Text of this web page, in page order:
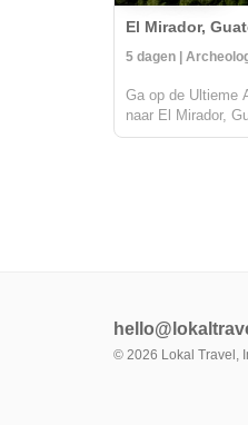
El Mirador,
Ga op de Ultieme
naar El Mirador,
Mayabeschaving
© 2026 Lokal Travel,